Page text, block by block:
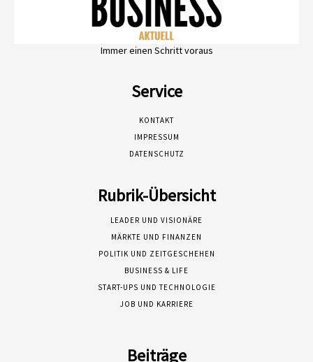
Immer einen Schritt voraus
Service
KONTAKT
IMPRESSUM
DATENSCHUTZ
Rubrik-Übersicht
LEADER UND VISIONÄRE
MÄRKTE UND FINANZEN
POLITIK UND ZEITGESCHEHEN
BUSINESS & LIFE
START-UPS UND TECHNOLOGIE
JOB UND KARRIERE
Beiträge